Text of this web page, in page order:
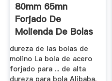
80mm 65mn
Forjado De
Molienda De Bolas
De Acero Para ...
dureza de las bolas de
molino La bola de acero
forjado para ... de alta
dureza para bola Alibaba.